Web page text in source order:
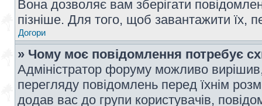
Вона дозволяє вам зберігати
пізніше. Для того, щоб завантажити їх,
Догори
» Чому моє повідомлення потребує
Адміністратор форуму можливо
перегляду повідомлень перед їхнім
додав вас до групи користувачів,